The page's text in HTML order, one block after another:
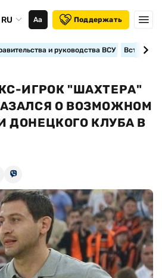
RU Аа Поддержать
и руководства ВСУ
ИГРОК "ШАХТЕРА"
О ВОЗМОЖНОМ
ДОНЕЦКОГО КЛУБА В